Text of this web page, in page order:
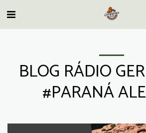
BLOG RÁDIO
#PARANÁ